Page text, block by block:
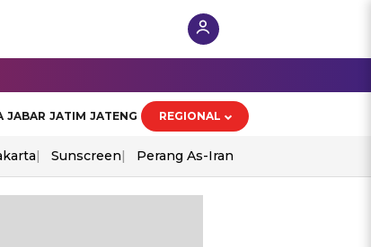
JABAR JATIM JATENG REGIONAL
Sunscreen Perang As-Iran